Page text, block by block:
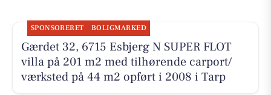
SPONSORERET BOLIGMARKED
Gærdet 32, 6715 Esbjerg N SUPER FLOT
villa på 201 m2 med tilhørende carport/
værksted på 44 m2 opført i 2008 i Tarp